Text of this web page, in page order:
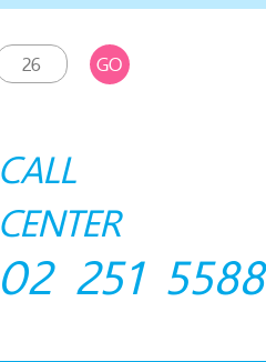
GO
CALL
CENTER
02 251 5588